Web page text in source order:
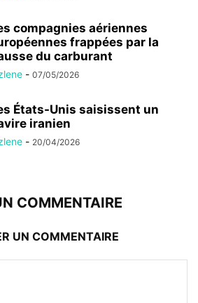
compagnies aériennes
frappées par la
du carburant
- 07/05/2026
États-Unis saisissent un
iranien
- 20/04/2026
COMMENTAIRE
UN COMMENTAIRE